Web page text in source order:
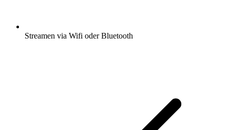
Streamen via Wifi oder Bluetooth